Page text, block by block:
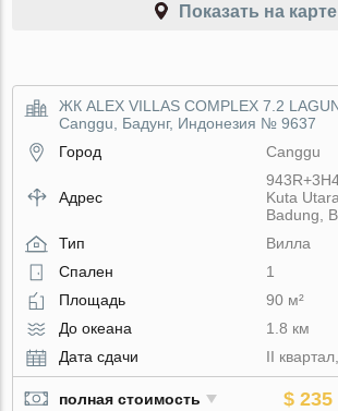
Показать на карте
ЖК ALEX VILLAS COMPLEX 7.2
Canggu, Бадунг, Индонезия № 9637
Город
Canggu
Адрес
Kuta
Badung,
Тип
Вилла
Спален
1
Площадь
90 м²
До океана
1.8 км
Дата сдачи
II
полная стоимость $ 235